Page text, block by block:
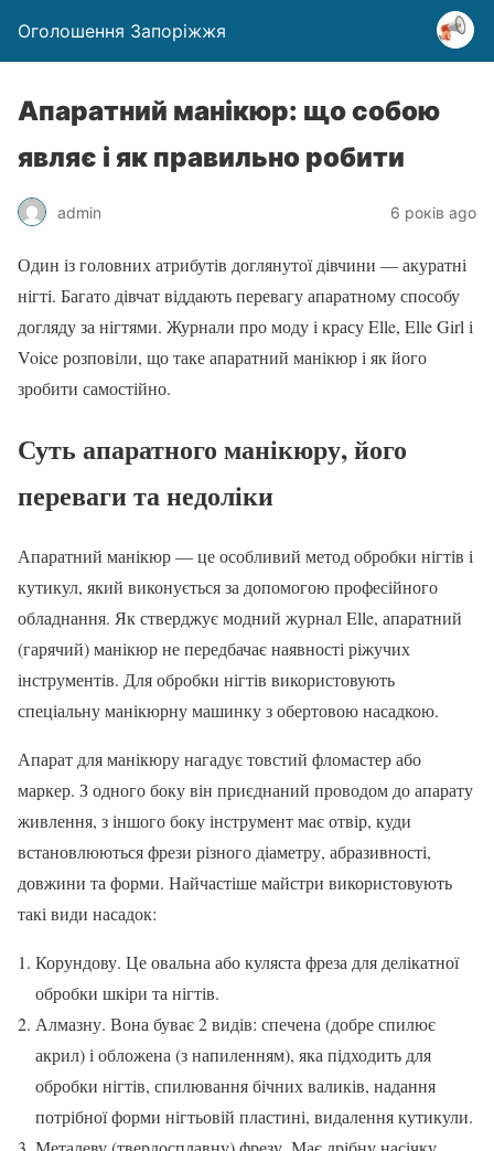
Оголошення Запоріжжя
Апаратний манікюр: що собою
являє і як правильно робити
admin 6 років ago
Один із головних атрибутів доглянутої дівчини — акуратні
нігті. Багато дівчат віддають перевагу апаратному способу
догляду за нігтями. Журнали про моду і красу Elle, Elle Girl і
Voice розповіли, що таке апаратний манікюр і як його
зробити самостійно.
Суть апаратного манікюру, його
переваги та недоліки
Апаратний манікюр — це особливий метод обробки нігтів і
кутикул, який виконується за допомогою професійного
обладнання. Як стверджує модний журнал Elle, апаратний
(гарячий) манікюр не передбачає наявності ріжучих
інструментів. Для обробки нігтів використовують
спеціальну манікюрну машинку з обертовою насадкою.
Апарат для манікюру нагадує товстий фломастер або
маркер. З одного боку він приєднаний проводом до апарату
живлення, з іншого боку інструмент має отвір, куди
встановлюються фрези різного діаметру, абразивності,
довжини та форми. Найчастіше майстри використовують
такі види насадок:
Корундову. Це овальна або куляста фреза для делікатної
обробки шкіри та нігтів.
Алмазну. Вона буває 2 видів: спечена (добре спилює
акрил) і обложена (з напиленням), яка підходить для
обробки нігтів, спилювання бічних валиків, надання
потрібної форми нігтьовій пластині, видалення кутикули.